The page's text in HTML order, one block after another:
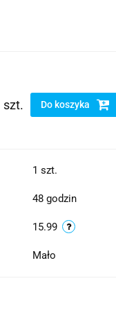
szt. Do koszyka
1 szt.
48 godzin
15.99
Mało